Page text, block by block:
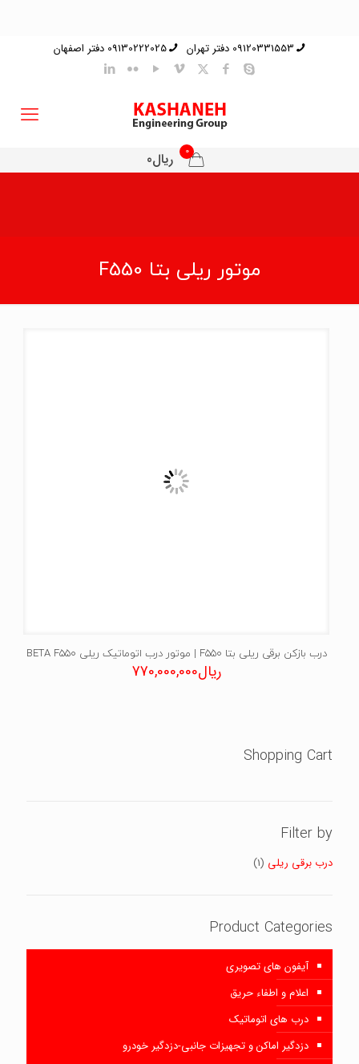
09120331553 دفتر تهران 09130222025 دفتر اصفهان
0 ریال0
موتور ریلی بتا F550
درب بازکن برقی ریلی بتا F550 | موتور درب اتوماتیک ریلی BETA F550
ریال770,000,000
Shopping Cart
Filter by
درب برقی ریلی (1)
Product Categories
آیفون های تصویری
اعلام و اطفاء حریق
درب های اتوماتیک
دزدگیر اماکن و تجهیزات جانبی-دزدگیر خودرو